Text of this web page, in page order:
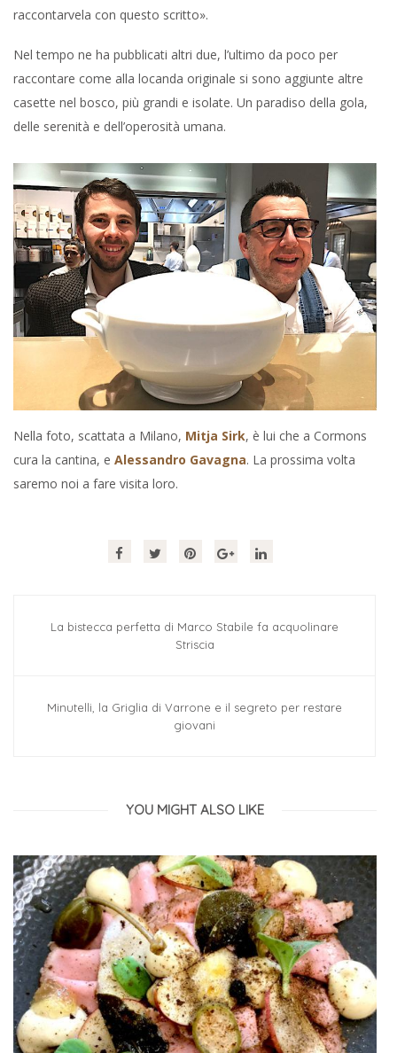
raccontarvela con questo scritto».
Nel tempo ne ha pubblicati altri due, l’ultimo da poco per
raccontare come alla locanda originale si sono aggiunte altre
casette nel bosco, più grandi e isolate. Un paradiso della gola,
delle serenità e dell’operosità umana.
Nella foto, scattata a Milano, Mitja Sirk, è lui che a Cormons
cura la cantina, e Alessandro Gavagna. La prossima volta
saremo noi a fare visita loro.
La bistecca perfetta di Marco Stabile fa acquolinare
Striscia
Minutelli, la Griglia di Varrone e il segreto per restare
giovani
YOU MIGHT ALSO LIKE